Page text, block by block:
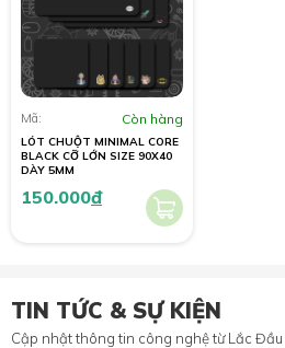
Mã: Còn hàng
LÓT CHUỘT MINIMAL CORE
BLACK CỠ LỚN SIZE 90X40
DÀY 5MM
150.000đ
TIN TỨC & SỰ KIỆN
Cập nhật thông tin công nghệ từ Lắc Đầu